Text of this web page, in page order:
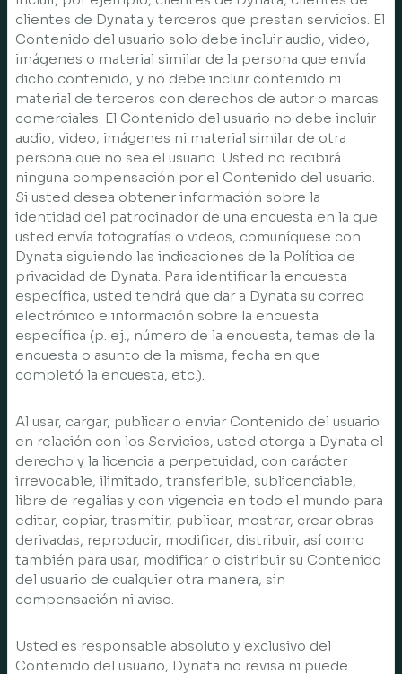
clientes de Dynata y terceros que prestan servicios. El
Contenido del usuario solo debe incluir audio, video,
imágenes o material similar de la persona que envía
dicho contenido, y no debe incluir contenido ni
material de terceros con derechos de autor o marcas
comerciales. El Contenido del usuario no debe incluir
audio, video, imágenes ni material similar de otra
persona que no sea el usuario. Usted no recibirá
ninguna compensación por el Contenido del usuario.
Si usted desea obtener información sobre la
identidad del patrocinador de una encuesta en la que
usted envía fotografías o videos, comuníquese con
Dynata siguiendo las indicaciones de la Política de
privacidad de Dynata. Para identificar la encuesta
específica, usted tendrá que dar a Dynata su correo
electrónico e información sobre la encuesta
específica (p. ej., número de la encuesta, temas de la
encuesta o asunto de la misma, fecha en que
completó la encuesta, etc.).
Al usar, cargar, publicar o enviar Contenido del usuario
en relación con los Servicios, usted otorga a Dynata el
derecho y la licencia a perpetuidad, con carácter
irrevocable, ilimitado, transferible, sublicenciable,
libre de regalías y con vigencia en todo el mundo para
editar, copiar, trasmitir, publicar, mostrar, crear obras
derivadas, reproducir, modificar, distribuir, así como
también para usar, modificar o distribuir su Contenido
del usuario de cualquier otra manera, sin
compensación ni aviso.
Usted es responsable absoluto y exclusivo del
Contenido del usuario, Dynata no revisa ni puede